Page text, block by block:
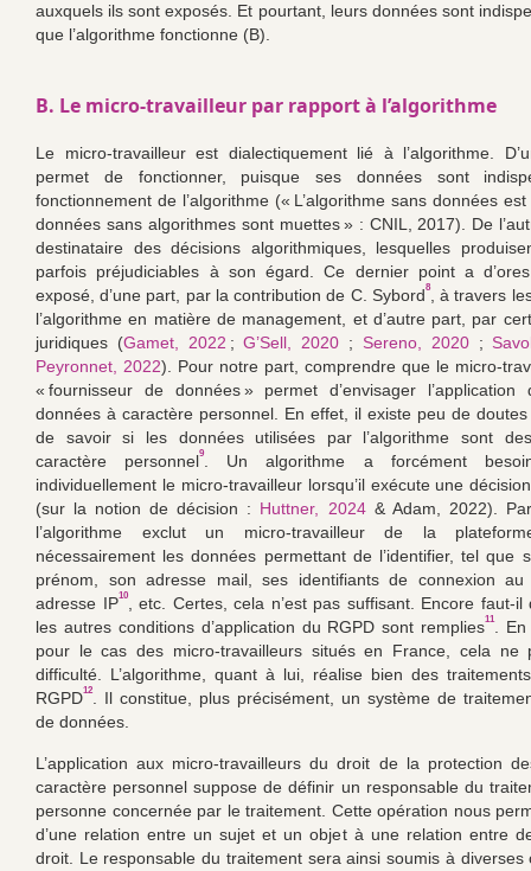
auxquels ils sont exposés. Et pourtant, leurs données sont
que l’algorithme fonctionne (B).
B. Le micro-travailleur par rapport à l’algorithme
Le micro-travailleur est dialectiquement lié à l’algorithme.
permet de fonctionner, puisque ses données sont
fonctionnement de l’algorithme (« L’algorithme sans données
données sans algorithmes sont muettes » : CNIL, 2017). De
destinataire des décisions algorithmiques, lesquelles
parfois préjudiciables à son égard. Ce dernier point a
exposé, d’une part, par la contribution de C. Sybord8, à travers
l’algorithme en matière de management, et d’autre part, par
juridiques (Gamet, 2022 ;G’Sell, 2020 ; Sereno, 2020;
Peyronnet, 2022). Pour notre part, comprendre que le micro-
« fournisseur de données » permet d’envisager
données à caractère personnel. En effet, il existe peu de
de savoir si les données utilisées par l’algorithme sont
caractère personnel9
. Un algorithme a forcément besoin
individuellement le micro-travailleur lorsqu’il exécute une
(sur la notion de décision : Huttner, 2024& Adam, 2022).
l’algorithme exclut un micro-travailleur de la
nécessairement les données permettant de l’identifier, tel que
prénom, son adresse mail, ses identifiants de connexion au
adresse IP10, etc. Certes, cela n’est pas suffisant. Encore faut-il
les autres conditions d’application du RGPD sont remplies11. En
pour le cas des micro-travailleurs situés en France, cela ne
difficulté. L’algorithme, quant à lui, réalise bien des
RGPD12
. Il constitue, plus précisément, un système de
de données.
L’application aux micro-travailleurs du droit de la protection
caractère personnel suppose de définir un responsable du
personne concernée par le traitement. Cette opération nous
d’une relation entre un sujet et un objet à une relation entre
droit. Le responsable du traitement sera ainsi soumis à diverses